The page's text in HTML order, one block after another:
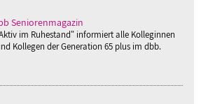
Seniorenmagazin
im Ruhestand" informiert alle Kolleginnen
Kollegen der Generation 65 plus im dbb.